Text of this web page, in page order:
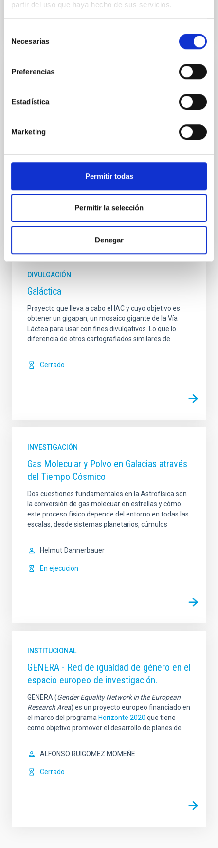
partir del uso que haya hecho de sus servicios.
Necesarias
Preferencias
Estadística
Marketing
Permitir todas
Permitir la selección
Denegar
DIVULGACIÓN
El objetivo de este proyecto es la elaboración de
FULLDOME (360 grados/semiesféricos) de
secuencias grabadas en los Observatorios de
Alfredo Rafael Rosenberg González
Cerrado
DIVULGACIÓN
Galáctica
Proyecto que lleva a cabo el IAC y cuyo objetivo es
obtener un gigapan, un mosaico gigante de la Vía
Láctea para usar con fines divulgativos. Lo que lo
diferencia de otros cartografiados similares de
Cerrado
INVESTIGACIÓN
Gas Molecular y Polvo en Galacias através
del Tiempo Cósmico
Dos cuestiones fundamentales en la Astrofísica son
la conversión de gas molecuar en estrellas y cómo
este proceso físico depende del entorno en todas las
escalas, desde sistemas planetarios, cúmulos
Helmut Dannerbauer
En ejecución
INSTITUCIONAL
GENERA - Red de igualdad de género en el
espacio europeo de investigación.
GENERA (Gender Equality Network in the European
Research Area) es un proyecto europeo financiado en
el marco del programa Horizonte 2020 que tiene
como objetivo promover el desarrollo de planes de
ALFONSO RUIGOMEZ MOMEÑE
Cerrado